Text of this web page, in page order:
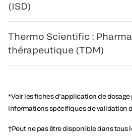
(ISD)
Thermo Scientific :
thérapeutique (TDM)
*Voir les fiches d’application de
informations spécifiques de validation
†Peut ne pas être disponible dans tous